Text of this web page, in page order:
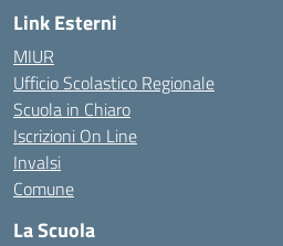
Link Esterni
MIUR
Ufficio Scolastico Regionale
Scuola in Chiaro
Iscrizioni On Line
Invalsi
Comune
La Scuola